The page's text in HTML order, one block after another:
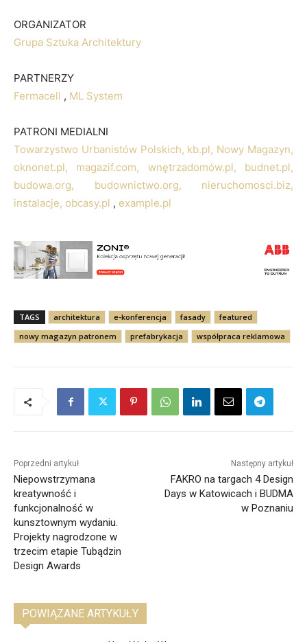
ORGANIZATOR
Grupa Sztuka Architektury
PARTNERZY
Fermacell , ML System
PATRONI MEDIALNI
Towarzystwo Urbanistów Polskich, kb.pl, Nowy Magazyn,
oknonet.pl,
magazif.com, wnętrzadomów.pl,
budnet.pl,
budowa.org,
budownictwo.org,
nieruchomosci.biz,
instalacje, obcasy.pl , example.pl
TAGS architektura e-konferencja fasady
featured
nowy magazyn patronem
prefabrykacja współpraca reklamowa
Poprzedni artykuł
Niepowstrzymana
kreatywność i
funkcjonalność w
kunsztownym wydaniu.
Projekty nagrodzone w
trzecim etapie Tubądzin
Design Awards
Następny artykuł
FAKRO na targach 4 Design
Days w Katowicach i BUDMA
w Poznaniu
POWIĄZANE ARTYKUŁY